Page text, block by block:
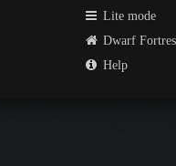
Lite mode
Dwarf
Help